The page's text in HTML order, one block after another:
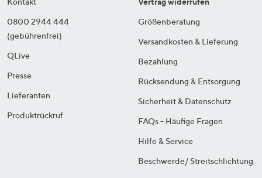
0800 2944 444
(gebührenfrei)
QLive
Presse
Lieferanten
Produktrückruf
Größenberatung
Versandkosten & Lieferung
Bezahlung
Rücksendung & Entsorgung
Sicherheit & Datenschutz
FAQs - Häufige Fragen
Hilfe & Service
Beschwerde/ Streitschlichtung